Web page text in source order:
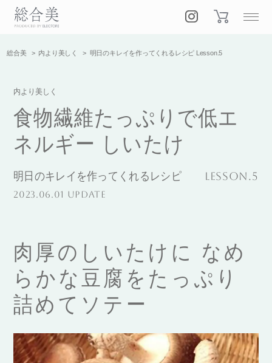
総合美 内より美しく 明日のキレイを作ってくれるレシピ Lesson.5
内より美しく
食物繊維たっぷりで低エ
ネルギー しいたけ
明日のキレイを作ってくれるレシピ Lesson.5
2023.06.01 UPDATE
肉厚のしいたけに なめ
らかな豆腐をたっぷり
詰めてソテー